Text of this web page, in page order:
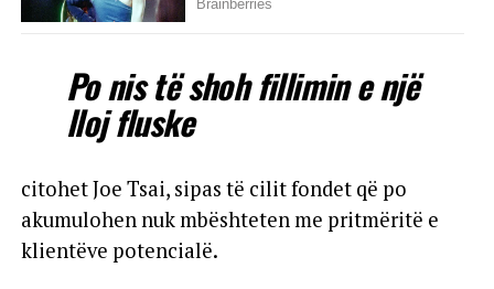
Po nis të shoh fillimin e një
lloj fluske
citohet Joe Tsai, sipas të cilit fondet që po
akumulohen nuk mbështeten me pritmëritë e
klientëve potencialë.